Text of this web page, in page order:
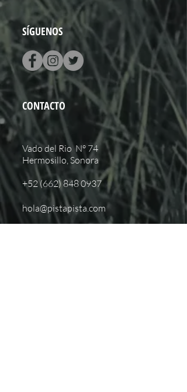
SÍGUENOS
CONTACTO
Vado del Rio N° 74
Hermosillo, Sonora
+52 (662) 848 0937
hola@pistapista.com